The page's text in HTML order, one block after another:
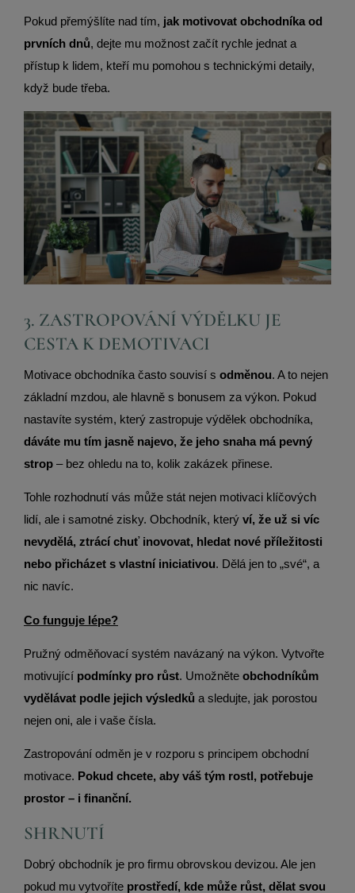
Pokud přemýšlíte nad tím, jak motivovat obchodníka od
prvních dnů, dejte mu možnost začít rychle jednat a
přístup k lidem, kteří mu pomohou s technickými detaily,
když bude třeba.
3. ZASTROPOVÁNÍ VÝDĚLKU JE
CESTA K DEMOTIVACI
Motivace obchodníka často souvisí s odměnou. A to nejen
základní mzdou, ale hlavně s bonusem za výkon. Pokud
nastavíte systém, který zastropuje výdělek obchodníka,
dáváte mu tím jasně najevo, že jeho snaha má pevný
strop – bez ohledu na to, kolik zakázek přinese.
Tohle rozhodnutí vás může stát nejen motivaci klíčových
lidí, ale i samotné zisky. Obchodník, který ví, že už si víc
nevydělá, ztrácí chuť inovovat, hledat nové příležitosti
nebo přicházet s vlastní iniciativou. Dělá jen to „své“, a
nic navíc.
Co funguje lépe?
Pružný odměňovací systém navázaný na výkon. Vytvořte
motivující podmínky pro růst. Umožněte obchodníkům
vydělávat podle jejich výsledků a sledujte, jak porostou
nejen oni, ale i vaše čísla.
Zastropování odměn je v rozporu s principem obchodní
motivace. Pokud chcete, aby váš tým rostl, potřebuje
prostor – i finanční.
SHRNUTÍ
Dobrý obchodník je pro firmu obrovskou devizou. Ale jen
pokud mu vytvoříte prostředí, kde může růst, dělat svou